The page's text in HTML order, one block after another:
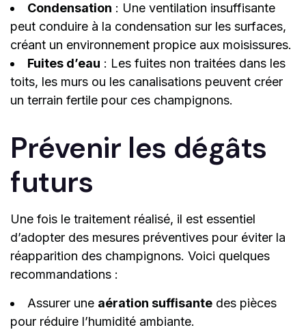
Condensation : Une ventilation insuffisante
peut conduire à la condensation sur les surfaces,
créant un environnement propice aux moisissures.
Fuites d’eau : Les fuites non traitées dans les
toits, les murs ou les canalisations peuvent créer
un terrain fertile pour ces champignons.
Prévenir les dégâts
futurs
Une fois le traitement réalisé, il est essentiel
d’adopter des mesures préventives pour éviter la
réapparition des champignons. Voici quelques
recommandations :
Assurer une aération suffisante des pièces
pour réduire l’humidité ambiante.